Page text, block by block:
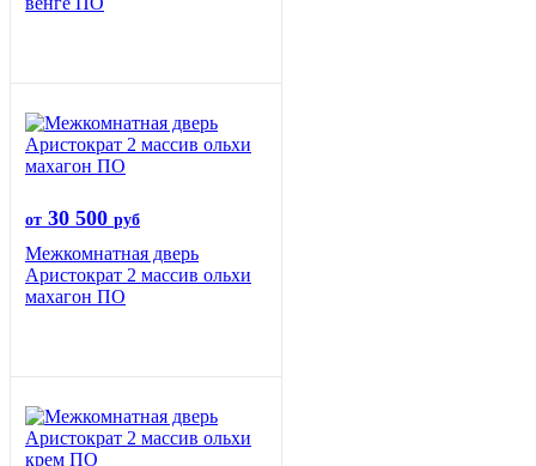
от 30 500 руб
Межкомнатная дверь
Аристократ 2 массив ольхи
махагон ПО